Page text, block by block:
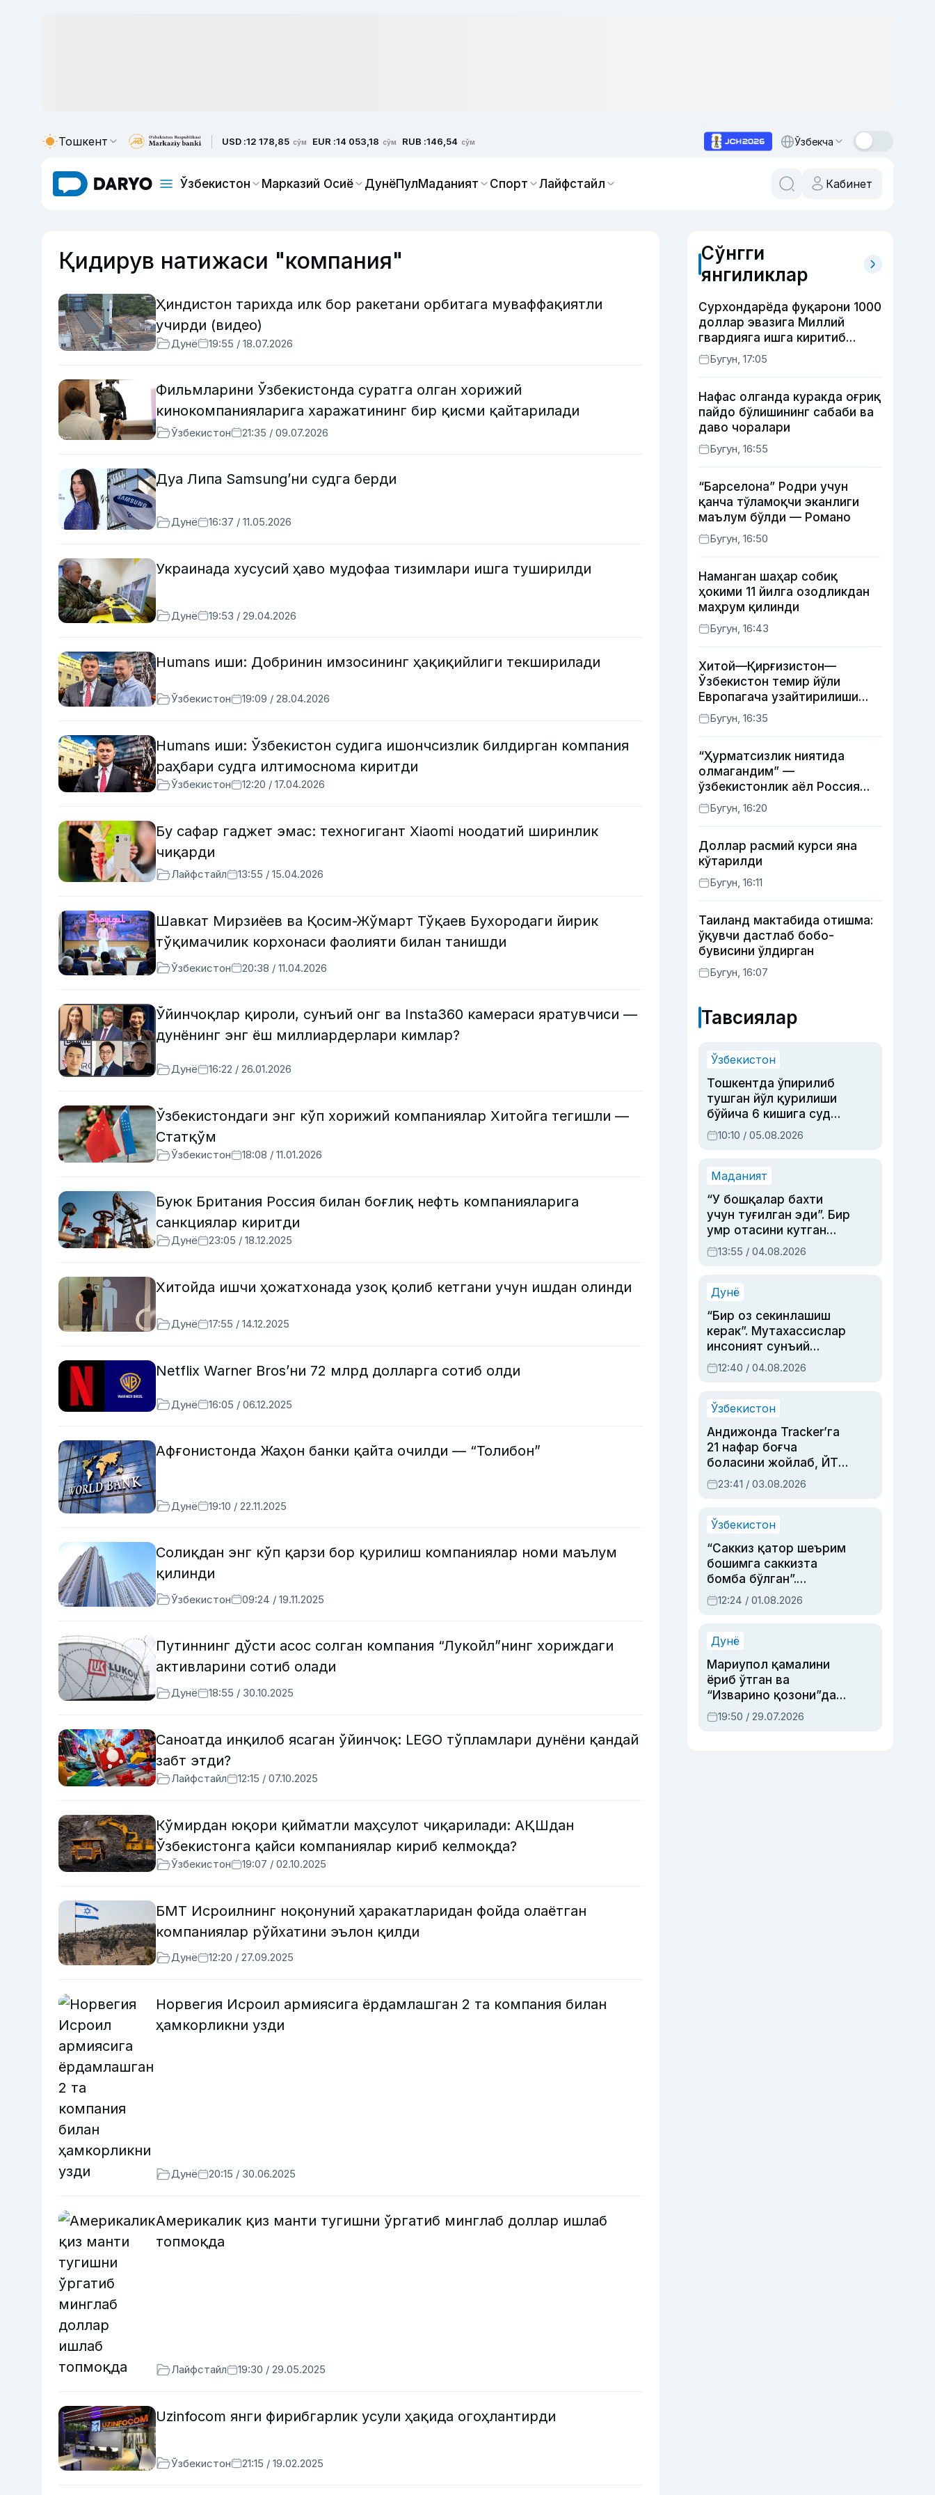
Тошкент USD :12 178,85 сўм EUR :14 053,18 сўм RUB :146,54 сўм Ўзбекча
Ўзбекистон Марказий Осиё ДунёПулМаданият Спорт Лайфстайл Кабинет
Қидирув натижаси "компания"
Ҳиндистон тарихда илк бор ракетани орбитага муваффақиятли
учирди (видео)
Дунё 19:55 / 18.07.2026
Фильмларини Ўзбекистонда суратга олган хорижий
кинокомпанияларига харажатининг бир қисми қайтарилади
Ўзбекистон 21:35 / 09.07.2026
Дуа Липа Samsung’ни судга берди
Дунё 16:37 / 11.05.2026
Украинада хусусий ҳаво мудофаа тизимлари ишга туширилди
Дунё 19:53 / 29.04.2026
Humans иши: Добринин имзосининг ҳақиқийлиги текширилади
Ўзбекистон 19:09 / 28.04.2026
Humans иши: Ўзбекистон судига ишончсизлик билдирган компания
раҳбари судга илтимоснома киритди
Ўзбекистон 12:20 / 17.04.2026
Бу сафар гаджет эмас: техногигант Xiaomi ноодатий ширинлик
чиқарди
Лайфстайл 13:55 / 15.04.2026
Шавкат Мирзиёев ва Қосим-Жўмарт Тўқаев Бухородаги йирик
тўқимачилик корхонаси фаолияти билан танишди
Ўзбекистон 20:38 / 11.04.2026
Ўйинчоқлар қироли, сунъий онг ва Insta360 камераси яратувчиси —
дунёнинг энг ёш миллиардерлари кимлар?
Дунё 16:22 / 26.01.2026
Ўзбекистондаги энг кўп хорижий компаниялар Хитойга тегишли —
Статқўм
Ўзбекистон 18:08 / 11.01.2026
Буюк Британия Россия билан боғлиқ нефть компанияларига
санкциялар киритди
Дунё 23:05 / 18.12.2025
Хитойда ишчи ҳожатхонада узоқ қолиб кетгани учун ишдан олинди
Дунё 17:55 / 14.12.2025
Netflix Warner Bros’ни 72 млрд долларга сотиб олди
Дунё 16:05 / 06.12.2025
Афғонистонда Жаҳон банки қайта очилди — “Толибон”
Дунё 19:10 / 22.11.2025
Солиқдан энг кўп қарзи бор қурилиш компаниялар номи маълум
қилинди
Ўзбекистон 09:24 / 19.11.2025
Путиннинг дўсти асос солган компания “Лукойл”нинг хориждаги
активларини сотиб олади
Дунё 18:55 / 30.10.2025
Саноатда инқилоб ясаган ўйинчоқ: LEGО тўпламлари дунёни қандай
забт этди?
Лайфстайл 12:15 / 07.10.2025
Кўмирдан юқори қийматли маҳсулот чиқарилади: АҚШдан
Ўзбекистонга қайси компаниялар кириб келмоқда?
Ўзбекистон 19:07 / 02.10.2025
БМТ Исроилнинг ноқонуний ҳаракатларидан фойда олаётган
компаниялар рўйхатини эълон қилди
Дунё 12:20 / 27.09.2025
Норвегия Исроил армиясига ёрдамлашган 2 та компания билан
ҳамкорликни узди
Дунё 20:15 / 30.06.2025
Америкалик қиз манти тугишни ўргатиб минглаб доллар ишлаб
топмоқда
Лайфстайл 19:30 / 29.05.2025
Uzinfocom янги фирибгарлик усули ҳақида огоҳлантирди
Ўзбекистон 21:15 / 19.02.2025
Сўнгги
янгиликлар
Сурхондарёда фуқарони 1000
доллар эвазига Миллий
гвардияга ишга киритиб
қўймоқчи бўлган шахс
ушланди
Бугун, 17:05
Нафас олганда куракда оғриқ
пайдо бўлишининг сабаби ва
даво чоралари
Бугун, 16:55
“Барселона” Родри учун
қанча тўламоқчи эканлиги
маълум бўлди — Романо
Бугун, 16:50
Наманган шаҳар собиқ
ҳокими 11 йилга озодликдан
маҳрум қилинди
Бугун, 16:43
Хитой—Қирғизистон—
Ўзбекистон темир йўли
Европагача узайтирилиши
мумкин
Бугун, 16:35
“Ҳурматсизлик ниятида
олмагандим” —
ўзбекистонлик аёл Россия
давлат рамзлари туширилган
пояндоз ҳақида
Бугун, 16:20
Доллар расмий курси яна
кўтарилди
Бугун, 16:11
Таиланд мактабида отишма:
ўқувчи дастлаб бобо-
бувисини ўлдирган
Бугун, 16:07
Тавсиялар
Ўзбекистон
Тошкентда ўпирилиб
тушган йўл қурилиши
бўйича 6 кишига суд
ҳукми ўқилди
10:10 / 05.08.2026
Маданият
“У бошқалар бахти
учун туғилган эди”. Бир
умр отасини кутган
актриса ва дубльяж
устаси Римма
синовларга тўла ҳаёти
13:55 / 04.08.2026
Дунё
“Бир оз секинлашиш
керак”. Мутахассислар
инсоният сунъий
интеллектни бошқара
олмай қолишидан
12:40 / 04.08.2026
Ўзбекистон
Андижонда Tracker’га
21 нафар боғча
боласини жойлаб, ЙТҲ
содир этган аёлга суд
ҳукми ўқилди
23:41 / 03.08.2026
Ўзбекистон
“Саккиз қатор шеърим
бошимга саккизта
бомба бўлган”.
Абдулла Ориповни
сиёсий айбловлардан
12:24 / 01.08.2026
Дунё
Мариупол қамалини
ёриб ўтган ва
“Изварино қозони”дан
чиққан қаҳрамон —
Украина армияси бош
19:50 / 29.07.2026